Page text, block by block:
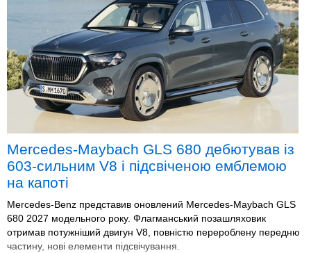
Mercedes-Maybach GLS 680 дебютував із
603-сильним V8 і підсвіченою емблемою
на капоті
Mercedes-Benz представив оновлений Mercedes-Maybach GLS
680 2027 модельного року. Флагманський позашляховик
отримав потужніший двигун V8, повністю перероблену передню
частину, нові елементи підсвічування.